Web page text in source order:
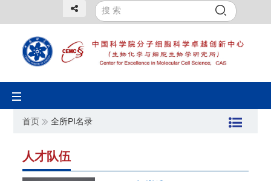
Toggle
navigation
首页
全所PI名录
人才队伍